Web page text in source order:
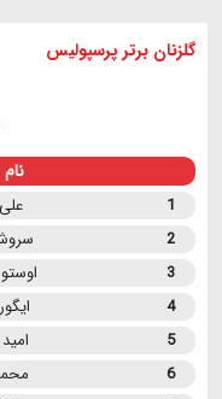
گلزنان برتر پرسپولیس
1
2
3
4
5
6